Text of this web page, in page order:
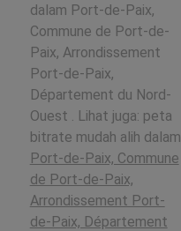
dalam Port-de-Paix,
Commune de Port-de-
Paix, Arrondissement
Port-de-Paix,
Département du Nord-
Ouest . Lihat juga: peta
bitrate mudah alih dalam
Port-de-Paix, Commune
de Port-de-Paix,
Arrondissement Port-
de-Paix, Département